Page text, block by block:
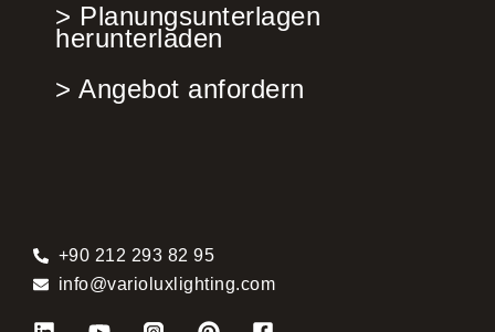
> Planungsunterlagen
herunterladen
> Angebot anfordern
+90 212 293 82 95
info@varioluxlighting.com